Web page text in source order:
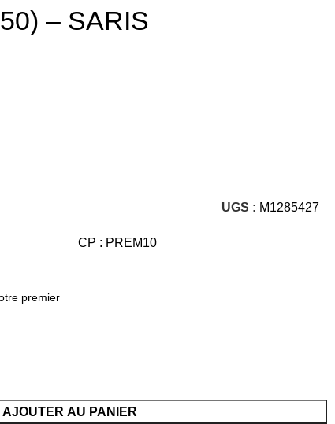
– SARIS
UGS : M1285427
premier
CP : PREM10
AJOUTER AU PANIER